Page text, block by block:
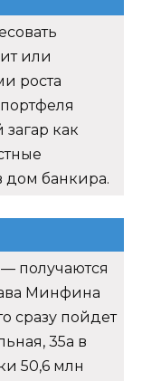
или
роста
как
дом банкира.
получаются
Минфина
сразу пойдет
35а в
50,6 млн